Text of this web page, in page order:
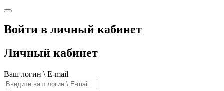
Войти в личный кабинет
Личный кабинет
Ваш логин \ E-mail